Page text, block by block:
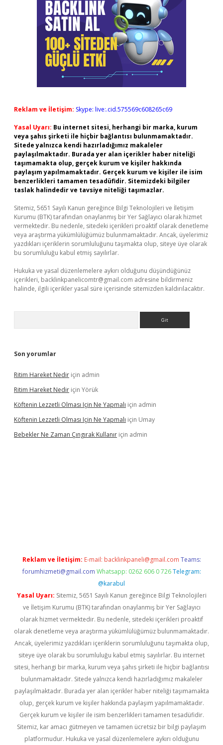
Reklam ve İletişim: Skype: live:.cid.575569c608265c69
Yasal Uyarı: Bu internet sitesi, herhangi bir marka, kurum
veya şahıs şirketi ile hiçbir bağlantısı bulunmamaktadır.
Sitede yalnızca kendi hazırladığımız makaleler
paylaşılmaktadır. Burada yer alan içerikler haber niteliği
taşımamakta olup, gerçek kurum ve kişiler hakkında
paylaşım yapılmamaktadır. Gerçek kurum ve kişiler ile isim
benzerlikleri tamamen tesadüfidir. Sitemizdeki bilgiler
taslak halindedir ve tavsiye niteliği taşımazlar.
Sitemiz, 5651 Sayılı Kanun gereğince Bilgi Teknolojileri ve İletişim
Kurumu (BTK) tarafından onaylanmış bir Yer Sağlayıcı olarak hizmet
vermektedir. Bu nedenle, sitedeki içerikleri proaktif olarak denetleme
veya araştırma yükümlülüğümüz bulunmamaktadır. Ancak, üyelerimiz
yazdıkları içeriklerin sorumluluğunu taşımakta olup, siteye üye olarak
bu sorumluluğu kabul etmiş sayılırlar.
Hukuka ve yasal düzenlemelere aykırı olduğunu düşündüğünüz
içerikleri, backlinkpanelicomtr@gmail.com adresine bildirmeniz
halinde, ilgili içerikler yasal süre içerisinde sitemizden kaldırılacaktır.
Son yorumlar
Ritim Hareket Nedir için admin
Ritim Hareket Nedir için Yörük
Köftenin Lezzetli Olması Için Ne Yapmalı için admin
Köftenin Lezzetli Olması Için Ne Yapmalı için Umay
Bebekler Ne Zaman Çıngırak Kullanır için admin
Reklam ve İletişim: E-mail: backlinkpaneli@gmail.com Teams:
forumhizmeti@gmail.com Whatsapp: 0262 606 0 726 Telegram:
@karabul
Yasal Uyarı: Sitemiz, 5651 Sayılı Kanun gereğince Bilgi Teknolojileri
ve İletişim Kurumu (BTK) tarafından onaylanmış bir Yer Sağlayıcı
olarak hizmet vermektedir. Bu nedenle, sitedeki içerikleri proaktif
olarak denetleme veya araştırma yükümlülüğümüz bulunmamaktadır.
Ancak, üyelerimiz yazdıkları içeriklerin sorumluluğunu taşımakta olup,
siteye üye olarak bu sorumluluğu kabul etmiş sayılırlar. Bu internet
sitesi, herhangi bir marka, kurum veya şahıs şirketi ile hiçbir bağlantısı
bulunmamaktadır. Sitede yalnızca kendi hazırladığımız makaleler
paylaşılmaktadır. Burada yer alan içerikler haber niteliği taşımamakta
olup, gerçek kurum ve kişiler hakkında paylaşım yapılmamaktadır.
Gerçek kurum ve kişiler ile isim benzerlikleri tamamen tesadüfidir.
Sitemiz, kar amacı gütmeyen ve tamamen ücretsiz bir bilgi paylaşım
platformudur. Hukuka ve yasal düzenlemelere aykırı olduğunu